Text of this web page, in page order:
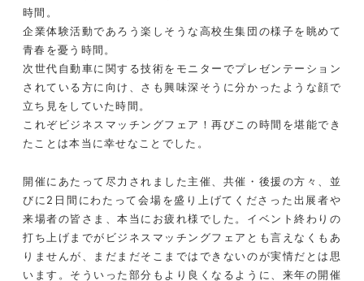
時間。
企業体験活動であろう楽しそうな高校生集団の様子を眺めて
青春を憂う時間。
次世代自動車に関する技術をモニターでプレゼンテーション
されている方に向け、さも興味深そうに分かったような顔で
立ち見をしていた時間。
これぞビジネスマッチングフェア！再びこの時間を堪能でき
たことは本当に幸せなことでした。
開催にあたって尽力されました主催、共催・後援の方々、並
びに2日間にわたって会場を盛り上げてくださった出展者や
来場者の皆さま、本当にお疲れ様でした。イベント終わりの
打ち上げまでがビジネスマッチングフェアとも言えなくもあ
りませんが、まだまだそこまではできないのが実情だとは思
います。そういった部分もより良くなるように、来年の開催